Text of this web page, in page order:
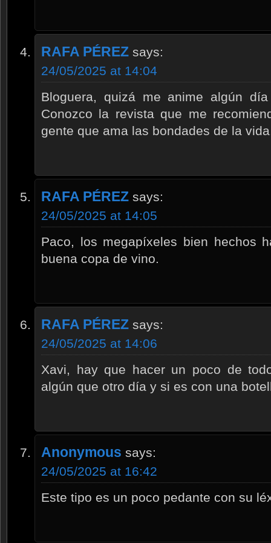
RAFA PÉREZ says:
24/05/2025 at 14:04
Bloguera, quizá me anime algún
Conozco la revista que me
gente que ama las bondades de la
RAFA PÉREZ says:
24/05/2025 at 14:05
Paco, los megapíxeles bien hechos
buena copa de vino.
RAFA PÉREZ says:
24/05/2025 at 14:06
Xavi, hay que hacer un poco de
algún que otro día y si es con una
Anonymous says:
24/05/2025 at 16:42
Este tipo es un poco pedante con su